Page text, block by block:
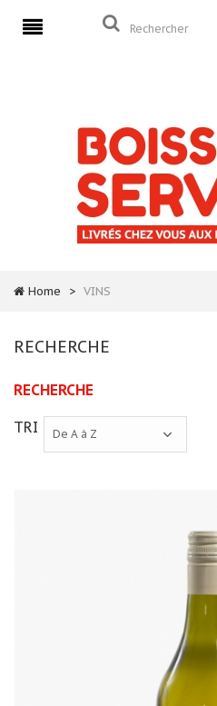
Home > VINS
RECHERCHE
RECHERCHE
TRI De A à Z